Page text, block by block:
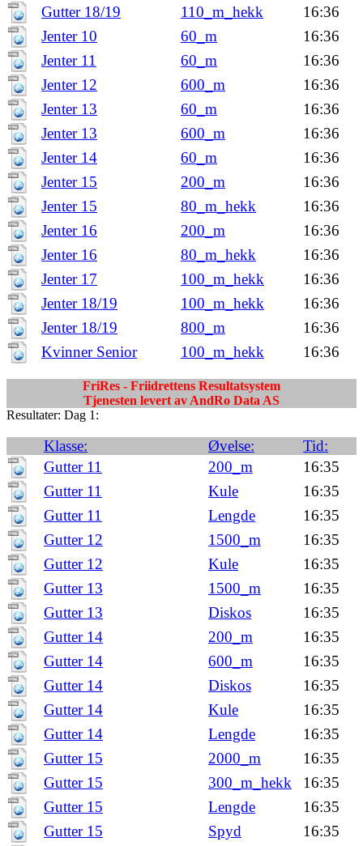
Gutter 18/19
110_m_hekk
16:36
Jenter 10
60_m
16:36
Jenter 11
60_m
16:36
Jenter 12
600_m
16:36
Jenter 13
60_m
16:36
Jenter 13
600_m
16:36
Jenter 14
60_m
16:36
Jenter 15
200_m
16:36
Jenter 15
80_m_hekk
16:36
Jenter 16
200_m
16:36
Jenter 16
80_m_hekk
16:36
Jenter 17
100_m_hekk
16:36
Jenter 18/19
100_m_hekk
16:36
Jenter 18/19
800_m
16:36
Kvinner Senior
100_m_hekk 16:36
FriRes - Friidrettens Resultatsystem
Tjenesten levert av AndRo Data AS
Resultater: Dag 1:
Klasse: Øvelse:
Tid:
Gutter 11
200_m
16:35
Gutter 11
Kule
16:35
Gutter 11
Lengde
16:35
Gutter 12
1500_m
16:35
Gutter 12
Kule
16:35
Gutter 13
1500_m
16:35
Gutter 13
Diskos
16:35
Gutter 14
200_m
16:35
Gutter 14
600_m
16:35
Gutter 14
Diskos
16:35
Gutter 14
Kule
16:35
Gutter 14
Lengde
16:35
Gutter 15
2000_m
16:35
Gutter 15
300_m_hekk
16:35
Gutter 15
Lengde
16:35
Gutter 15
Spyd
16:35